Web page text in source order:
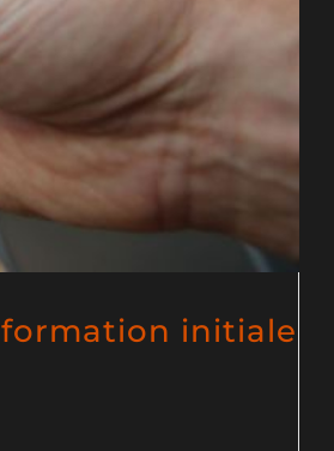
initiale